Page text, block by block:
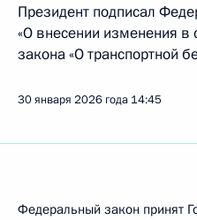
Президент подписал
«О внесении изменения в
закона «О транспортной
30 января 2026 года 14:45
Федеральный закон принят